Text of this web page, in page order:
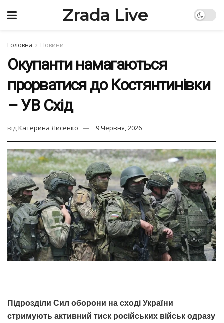
Zrada Live
Головна Новини
Окупанти намагаються
прорватися до Костянтинівки
– УВ Схід
відКатерина Лисенко 9 Червня, 2026
Підрозділи Сил оборони на сході України
стримують активний тиск російських військ одразу